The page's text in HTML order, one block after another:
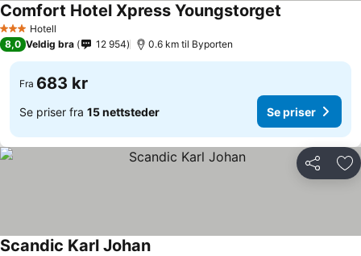
3 StjernerHotell
Comfort Hotel Xpress Youngstorget
8,0 Veldig bra 12 954 0.6 km til Byporten
Fra 683 kr
Se priser fra 15 nettsteder Se priser
Del
Scandic Karl Johan